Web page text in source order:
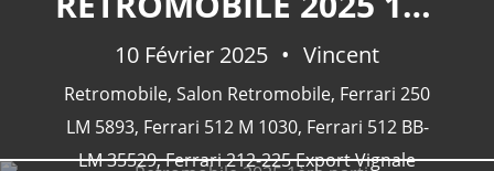
10 Février 2025 Vincent
Retromobile, Salon Retromobile, Ferrari 250
LM 5893, Ferrari 512 M 1030, Ferrari 512 BB-
LM 35529,Ferrari 212-225 Export Vignale